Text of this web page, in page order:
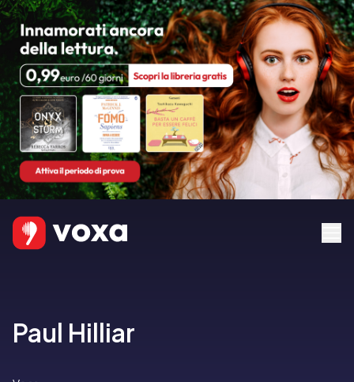
Paul Hilliar